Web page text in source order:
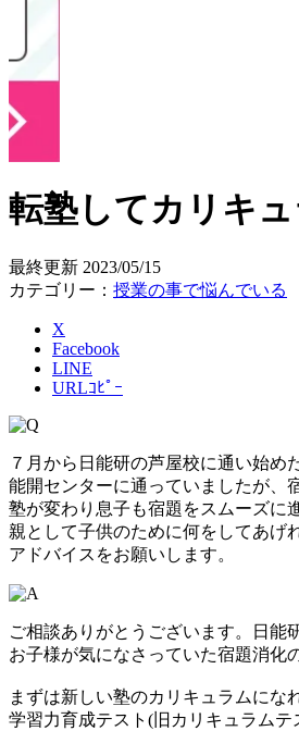
転塾してカリキ
最終更新 2023/05/15
カテゴリー： 授業の事で悩んでいる
X
Facebook
LINE
URLｺﾋﾟｰ
７月から日能研の芦屋校に通い始め
能開センターに通っていましたが、
塾が変わり息子も宿題をスムーズに
親として子供のために何をしてあげ
アドバイスをお願いします。
ご相談ありがとうございます。日能
お子様が気になさっていた宿題消化
まずは新しい塾のカリキュラムにな
学習力育成テスト(旧カリキュラム